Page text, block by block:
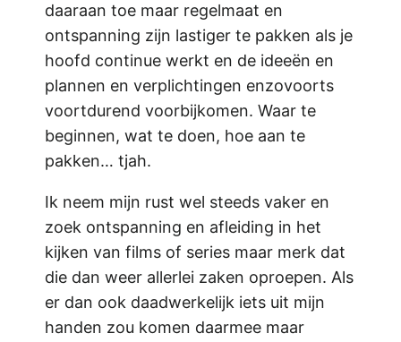
daaraan toe maar regelmaat en
ontspanning zijn lastiger te pakken als je
hoofd continue werkt en de ideeën en
plannen en verplichtingen enzovoorts
voortdurend voorbijkomen. Waar te
beginnen, wat te doen, hoe aan te
pakken… tjah.
Ik neem mijn rust wel steeds vaker en
zoek ontspanning en afleiding in het
kijken van films of series maar merk dat
die dan weer allerlei zaken oproepen. Als
er dan ook daadwerkelijk iets uit mijn
handen zou komen daarmee maar